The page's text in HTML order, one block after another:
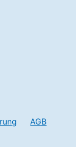
AGB